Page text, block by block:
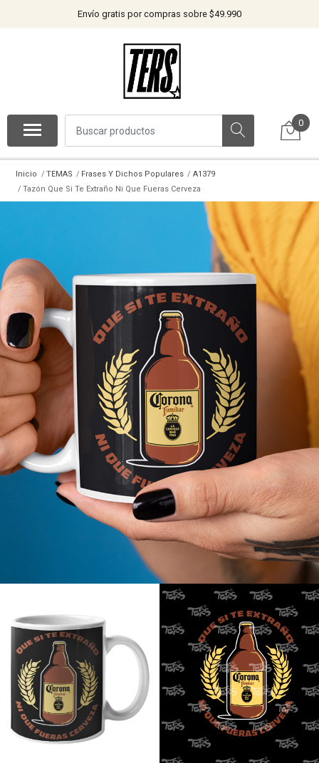
Envío gratis por compras sobre $49.990
0
Inicio TEMAS Frases Y Dichos Populares
A1379
Tazón Que Si Te Extraño Ni Que Fueras Cerveza